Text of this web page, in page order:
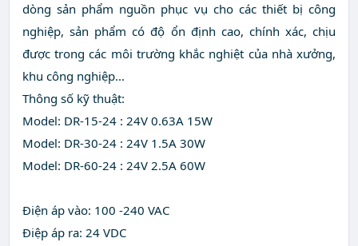
dòng sản phẩm nguồn phục vụ cho các thiết bị công
nghiệp, sản phẩm có độ ổn định cao, chính xác, chịu
được trong các môi trường khắc nghiệt của nhà xưởng,
khu công nghiệp...
Thông số kỹ thuật:
Model: DR-15-24 : 24V 0.63A 15W
Model: DR-30-24 : 24V 1.5A 30W
Model: DR-60-24 : 24V 2.5A 60W
Điện áp vào: 100 -240 VAC
Điệp áp ra: 24 VDC